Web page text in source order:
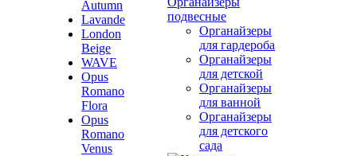
Autumn
Lavande
London
Beige
WAVE
Opus
Romano
Flora
Opus
Romano
Venus
подвесные
Органайзеры
для гардероба
Органайзеры
для детской
Органайзеры
для ванной
Органайзеры
для детского
сада